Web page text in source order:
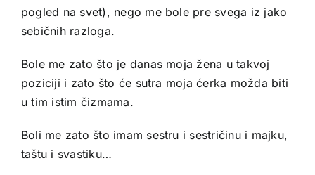
pogled na svet), nego me bole pre svega iz jako
sebičnih razloga.
Bole me zato što je danas moja žena u takvoj
poziciji i zato što će sutra moja ćerka možda biti
u tim istim čizmama.
Boli me zato što imam sestru i sestričinu i majku,
taštu i svastiku…